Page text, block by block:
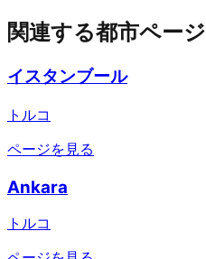
関連する都市ページ
イスタンブール
トルコ
ページを見る
Ankara
トルコ